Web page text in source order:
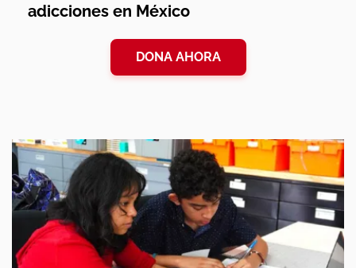
adicciones en México
DONA AHORA